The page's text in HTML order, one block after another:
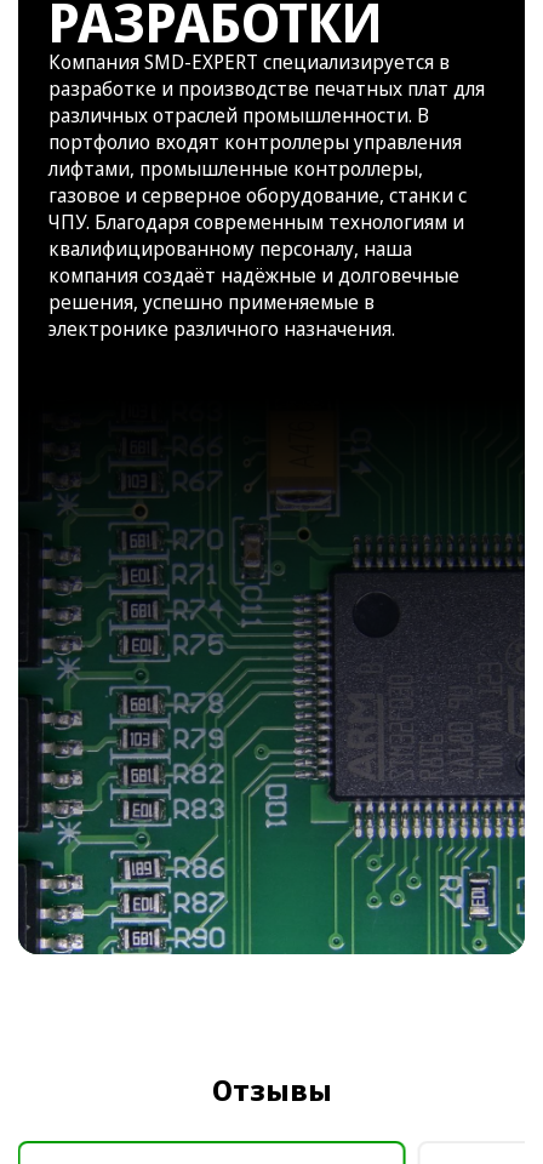
РАЗРАБОТКИ
Компания SMD-EXPERT специализируется в
разработке и производстве печатных плат для
различных отраслей промышленности. В
портфолио входят контроллеры управления
лифтами, промышленные контроллеры,
газовое и серверное оборудование, станки с
ЧПУ. Благодаря современным технологиям и
квалифицированному персоналу, наша
компания создаёт надёжные и долговечные
решения, успешно применяемые в
электронике различного назначения.
Отзывы